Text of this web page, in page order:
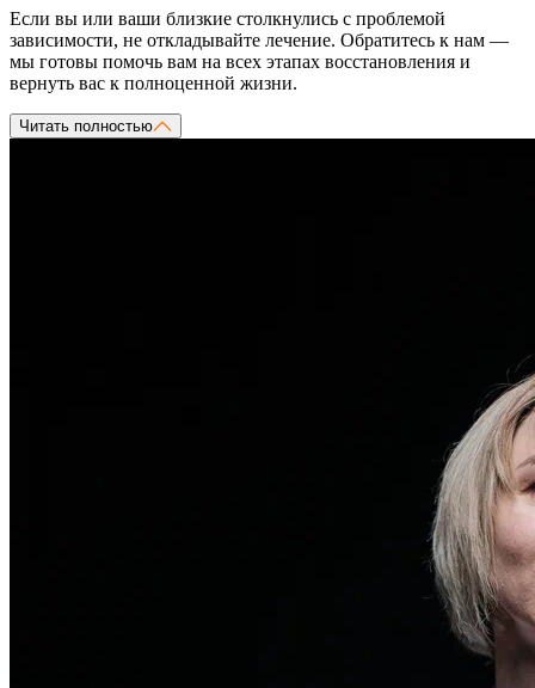
Если вы или ваши близкие столкнулись с проблемой
зависимости, не откладывайте лечение. Обратитесь к нам —
мы готовы помочь вам на всех этапах восстановления и
вернуть вас к полноценной жизни.
Читать полностью